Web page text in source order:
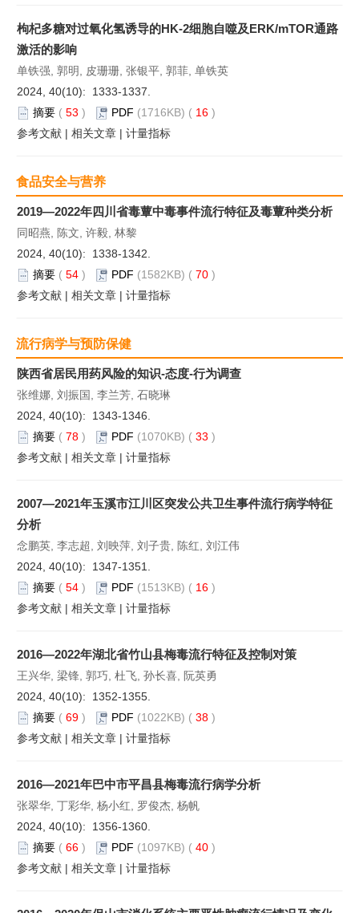
枸杞多糖对过氧化氢诱导的HK-2细胞自噬及ERK/mTOR通路
激活的影响
单铁强, 郭明, 皮珊珊, 张银平, 郭菲, 单铁英
2024, 40(10): 1333-1337.
摘要 ( 53 ) PDF (1716KB) ( 16 )
参考文献 | 相关文章 | 计量指标
食品安全与营养
2019—2022年四川省毒蕈中毒事件流行特征及毒蕈种类分析
同昭燕, 陈文, 许毅, 林黎
2024, 40(10): 1338-1342.
摘要 ( 54 ) PDF (1582KB) ( 70 )
参考文献 | 相关文章 | 计量指标
流行病学与预防保健
陕西省居民用药风险的知识-态度-行为调查
张维娜, 刘振国, 李兰芳, 石晓琳
2024, 40(10): 1343-1346.
摘要 ( 78 ) PDF (1070KB) ( 33 )
参考文献 | 相关文章 | 计量指标
2007—2021年玉溪市江川区突发公共卫生事件流行病学特征
分析
念鹏英, 李志超, 刘映萍, 刘子贵, 陈红, 刘江伟
2024, 40(10): 1347-1351.
摘要 ( 54 ) PDF (1513KB) ( 16 )
参考文献 | 相关文章 | 计量指标
2016—2022年湖北省竹山县梅毒流行特征及控制对策
王兴华, 梁锋, 郭巧, 杜飞, 孙长喜, 阮英勇
2024, 40(10): 1352-1355.
摘要 ( 69 ) PDF (1022KB) ( 38 )
参考文献 | 相关文章 | 计量指标
2016—2021年巴中市平昌县梅毒流行病学分析
张翠华, 丁彩华, 杨小红, 罗俊杰, 杨帆
2024, 40(10): 1356-1360.
摘要 ( 66 ) PDF (1097KB) ( 40 )
参考文献 | 相关文章 | 计量指标